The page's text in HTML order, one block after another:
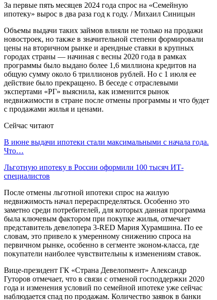
За первые пять месяцев 2024 года спрос на «Семейную
ипотеку» вырос в два раза год к году. / Михаил Синицын
Объемы выдачи таких займов влияли не только на продажи
новостроек, но также в значительной степени формировали
цены на вторичном рынке и арендные ставки в крупных
городах страны — начиная с весны 2020 года в рамках
программы было выдано более 1,6 миллиона кредитов на
общую сумму около 6 триллионов рублей. Но с 1 июля ее
действие было прекращено. В беседе с отраслевыми
экспертами «РГ» выяснила, как изменится рынок
недвижимости в стране после отмены программы и что будет
с продажами жилья и ценами.
Сейчас читают
В июне выдачи ипотеки стали максимальными с начала года.
Что…
Льготную ипотеку в России оформили 100 тысяч ИТ-
специалистов
После отмены льготной ипотеки спрос на жилую
недвижимость начал перераспределяться. Особенно это
заметно среди потребителей, для которых данная программа
была ключевым фактором при покупке жилья, отмечает
представитель девелопера 3-RED Мария Хурамшина. По ее
словам, это привело к умеренному снижению спроса на
первичном рынке, особенно в сегменте эконом-класса, где
покупатели наиболее чувствительны к изменениям ставок.
Вице-президент ГК «Страна Девелопмент» Александр
Гуторов отмечает, что в связи с отменой господдержки 2020
года и изменения условий по семейной ипотеке уже сейчас
наблюдается спад по продажам. Количество заявок в банки